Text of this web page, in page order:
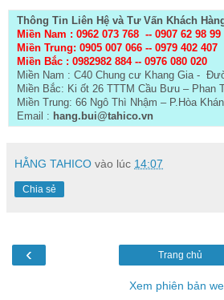
Thông Tin Liên Hệ và Tư Vấn Khách
Miền Nam : 0962 073 768 -- 0907 62 98 99
Miền Trung: 0905 007 066 -- 0979 402 407
Miền Bắc : 0982982 884 -- 0976 080 020
Miền Nam : C40 Chung cư Khang Gia -
Miền Bắc: Ki ốt 26 TTTM Cầu Bưu – Phan
Miền Trung: 66 Ngô Thì Nhậm – P.Hòa
Email : hang.bui@tahico.vn
HẰNG TAHICO vào lúc 14:07
Chia sẻ
‹ Trang chủ
Xem phiên bản